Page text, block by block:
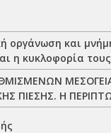
οργάνωση και
η κυκλοφορία
ΠΙΕΣΗΣ. Η